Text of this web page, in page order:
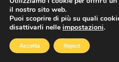
il nostro sito web.
Puoi scoprire di più su quali
disattivarli nelle impostazioni.
Accetta Reject